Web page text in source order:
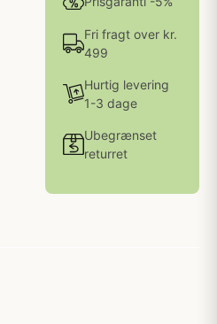
Fri fragt over kr.
499
Hurtig levering
1-3 dage
Ubegrænset
returret